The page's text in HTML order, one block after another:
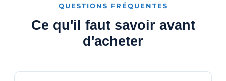
QUESTIONS FRÉQUENTES
Ce qu'il faut savoir avant
d'acheter